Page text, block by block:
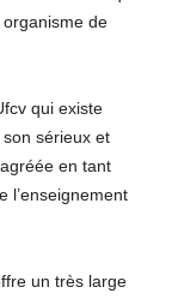
organisme de
qui existe
sérieux et
en tant
l’enseignement
un très large